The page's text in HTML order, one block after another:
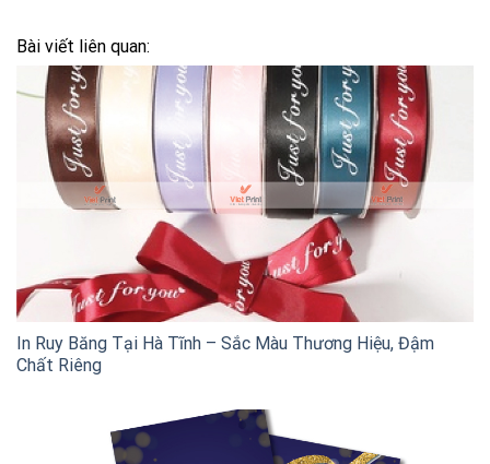
Bài viết liên quan:
In Ruy Băng Tại Hà Tĩnh – Sắc Màu Thương Hiệu, Đậm
Chất Riêng